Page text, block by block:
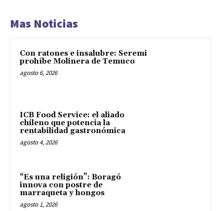
Mas Noticias
Con ratones e insalubre: Seremi
prohíbe Molinera de Temuco
agosto 6, 2026
ICB Food Service: el aliado
chileno que potencia la
rentabilidad gastronómica
agosto 4, 2026
“Es una religión”: Boragó
innova con postre de
marraqueta y hongos
agosto 1, 2026